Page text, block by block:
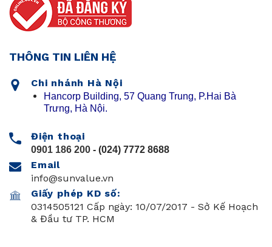
THÔNG TIN LIÊN HỆ
Chi nhánh Hà Nội
Hancorp Building, 57 Quang Trung, P.Hai Bà
Trưng, Hà Nội.
Điện thoại
0901 186 200 - (024) 7772 8688
Email
info@sunvalue.vn
Giấy phép KD số:
0314505121 Cấp ngày: 10/07/2017 - Sở Kế Hoạch
& Đầu tư TP. HCM